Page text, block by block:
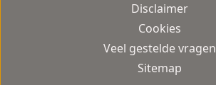
Disclaimer
Cookies
Veel gestelde vragen
Sitemap